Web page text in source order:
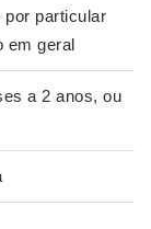
particular
em geral
a 2 anos, ou